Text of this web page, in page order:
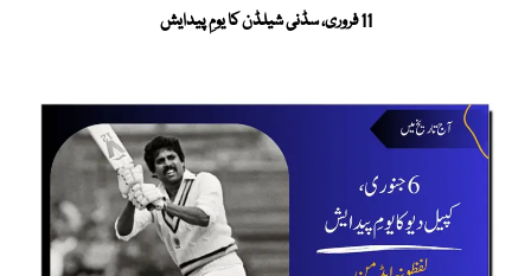
11 فروری، سڈنی شیلڈن کا یومِ پیدایش